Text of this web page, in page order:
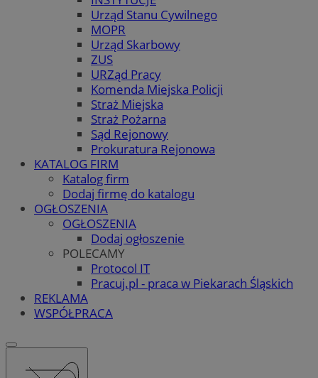
Urząd Stanu Cywilnego
MOPR
Urząd Skarbowy
ZUS
URZąd Pracy
Komenda Miejska Policji
Straż Miejska
Straż Pożarna
Sąd Rejonowy
Prokuratura Rejonowa
KATALOG FIRM
Katalog firm
Dodaj firmę do katalogu
OGŁOSZENIA
OGŁOSZENIA
Dodaj ogłoszenie
POLECAMY
Protocol IT
Pracuj.pl - praca w Piekarach Śląskich
REKLAMA
WSPÓŁPRACA